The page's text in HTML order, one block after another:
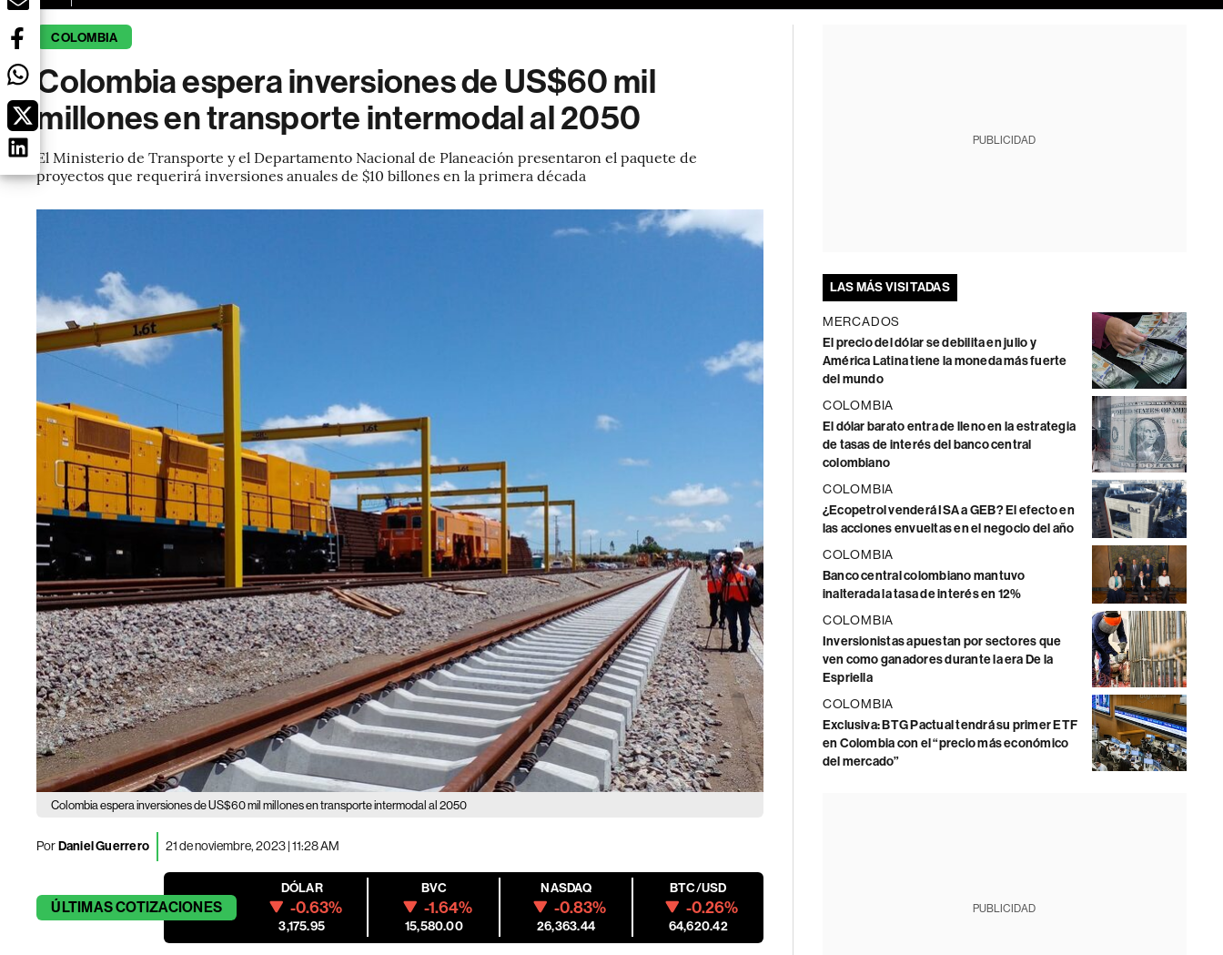
COLOMBIA
Colombia espera inversiones de US$60 mil
millones en transporte intermodal al 2050
El Ministerio de Transporte y el Departamento Nacional de Planeación presentaron el paquete de
proyectos que requerirá inversiones anuales de $10 billones en la primera década
Colombia espera inversiones de US$60 mil millones en transporte intermodal al 2050
PorDaniel Guerrero 21 de noviembre, 2023 | 11:28 AM
ÚLTIMASCOTIZACIONES
DÓLAR
-0.63%
3,175.95
BVC
-1.64%
15,580.00
NASDAQ
-0.83%
26,363.44
BTC/USD
-0.26%
64,620.42
PUBLICIDAD
LAS MÁS VISITADAS
MERCADOS
El precio del dólar se debilita en julio y
América Latina tiene la moneda más fuerte
del mundo
COLOMBIA
El dólar barato entra de lleno en la estrategia
de tasas de interés del banco central
colombiano
COLOMBIA
¿Ecopetrol venderá ISA a GEB? El efecto en
las acciones envueltas en el negocio del año
COLOMBIA
Banco central colombiano mantuvo
inalterada la tasa de interés en 12%
COLOMBIA
Inversionistas apuestan por sectores que
ven como ganadores durante la era De la
Espriella
COLOMBIA
Exclusiva: BTG Pactual tendrá su primer ETF
en Colombia con el “precio más económico
del mercado”
PUBLICIDAD